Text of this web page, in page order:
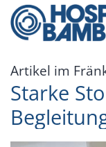
Zum Inhalt
Artikel im
Starke